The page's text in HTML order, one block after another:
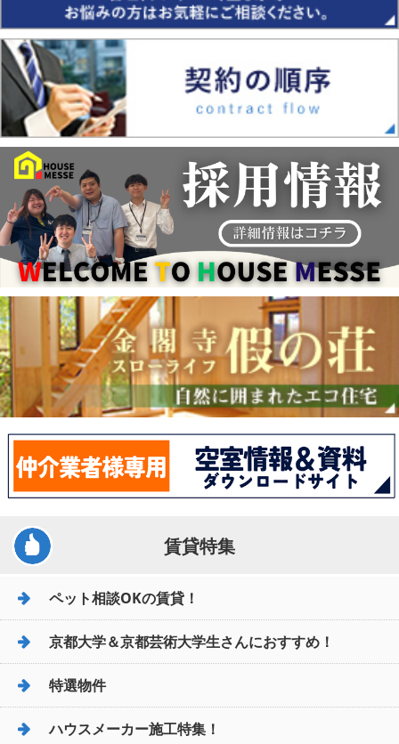
賃貸特集
ペット相談OKの賃貸！
京都大学＆京都芸術大学生さんにおすすめ！
特選物件
ハウスメーカー施工特集！